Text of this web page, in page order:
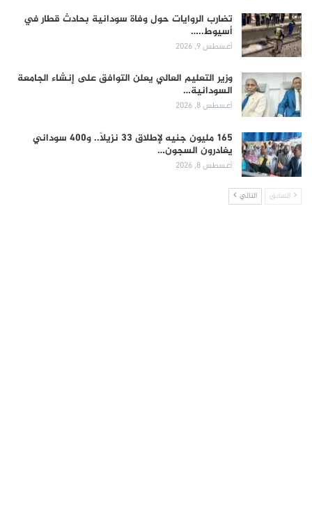
تضارب الروايات حول وفاة سودانية بحادث قطار في
أسيوط..…
أغسطس 9, 2026
وزير التعليم العالي يعلن التوافق على إنشاء الجامعة
السودانية…
أغسطس 8, 2026
165 مليون جنيه لإطلاق 33 نزيلاً.. و400 سوداني
يغادرون السجون…
أغسطس 8, 2026
السابق التالي